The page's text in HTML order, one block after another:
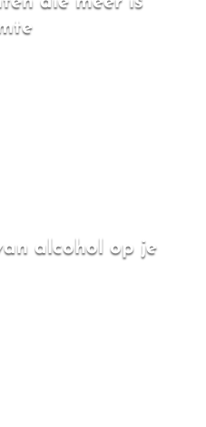
alcohol op je